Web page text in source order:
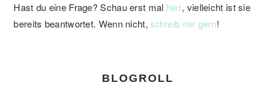
Hast du eine Frage? Schau erst mal hier, vielleicht ist sie
bereits beantwortet. Wenn nicht,schreib mir gern!
BLOGROLL